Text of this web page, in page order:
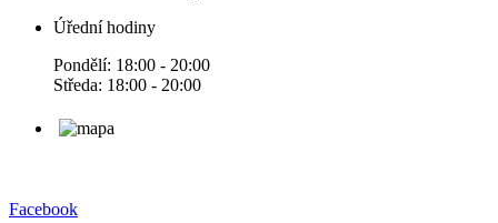
Úřední hodiny
Pondělí: 18:00 - 20:00
Středa: 18:00 - 20:00
Facebook